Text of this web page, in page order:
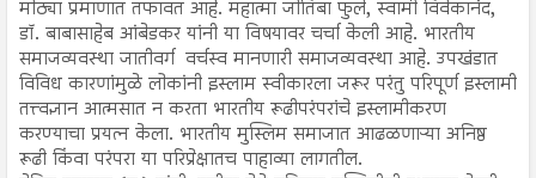
मोठ्या प्रमाणात तफावत आहे. महात्मा जोतिबा फुले, स्वामी विवेकानंद,
डॉ. बाबासाहेब आंबेडकर यांनी या विषयावर चर्चा केली आहे. भारतीय
समाजव्यवस्था जातीवर्ग वर्चस्व मानणारी समाजव्यवस्था आहे. उपखंडात
विविध कारणांमुळे लोकांनी इस्लाम स्वीकारला जरूर परंतु परिपूर्ण इस्लामी
तत्त्वज्ञान आत्मसात न करता भारतीय रूढीपरंपरांचे इस्लामीकरण
करण्याचा प्रयत्न केला. भारतीय मुस्लिम समाजात आढळणाऱ्या अनिष्ठ
रूढी किंवा परंपरा या परिप्रेक्षातच पाहाव्या लागतील.